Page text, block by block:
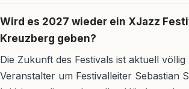
Wird es 2027 wieder ein XJazz
Kreuzberg geben?
Die Zukunft des Festivals ist aktuell völlig
Veranstalter um Festivalleiter Sebastian